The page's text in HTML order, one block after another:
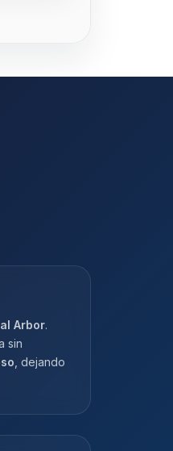
Arbor.
sin
, dejando